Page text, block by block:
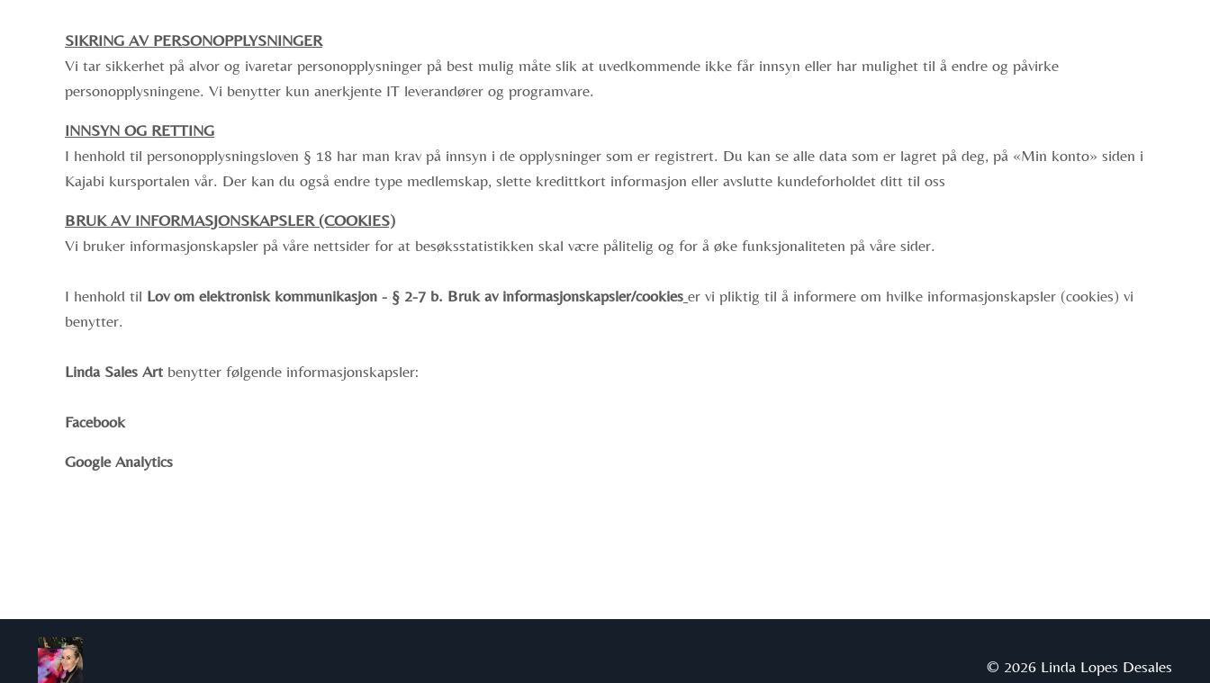
SIKRING AV PERSONOPPLYSNINGER
Vi tar sikkerhet på alvor og ivaretar personopplysninger på best mulig måte slik at uvedkommende ikke får innsyn eller har mulighet til å endre og påvirke
personopplysningene. Vi benytter kun anerkjente IT leverandører og programvare.
INNSYN OG RETTING
I henhold til personopplysningsloven § 18 har man krav på innsyn i de opplysninger som er registrert. Du kan se alle data som er lagret på deg, på «Min konto» siden i
Kajabi kursportalen vår. Der kan du også endre type medlemskap, slette kredittkort informasjon eller avslutte kundeforholdet ditt til oss
BRUK AV INFORMASJONSKAPSLER (COOKIES)
Vi bruker informasjonskapsler på våre nettsider for at besøksstatistikken skal være pålitelig og for å øke funksjonaliteten på våre sider.
I henhold til Lov om elektronisk kommunikasjon - § 2-7 b. Bruk av informasjonskapsler/cookies er vi pliktig til å informere om hvilke informasjonskapsler (cookies) vi
benytter.
Linda Sales Art benytter følgende informasjonskapsler:
Facebook
Google Analytics
© 2026 Linda Lopes Desales